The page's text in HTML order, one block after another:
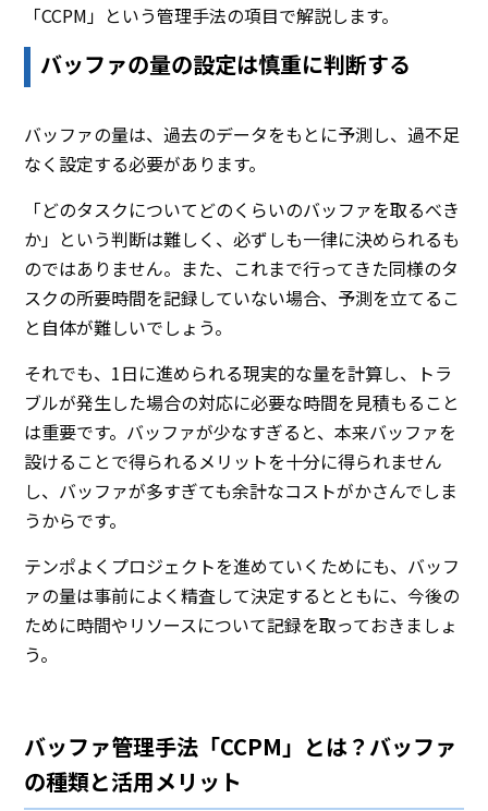
「CCPM」という管理手法の項目で解説します。
バッファの量の設定は慎重に判断する
バッファの量は、過去のデータをもとに予測し、過不足
なく設定する必要があります。
「どのタスクについてどのくらいのバッファを取るべき
か」という判断は難しく、必ずしも一律に決められるも
のではありません。また、これまで行ってきた同様のタ
スクの所要時間を記録していない場合、予測を立てるこ
と自体が難しいでしょう。
それでも、1日に進められる現実的な量を計算し、トラ
ブルが発生した場合の対応に必要な時間を見積もること
は重要です。バッファが少なすぎると、本来バッファを
設けることで得られるメリットを十分に得られません
し、バッファが多すぎても余計なコストがかさんでしま
うからです。
テンポよくプロジェクトを進めていくためにも、バッフ
ァの量は事前によく精査して決定するとともに、今後の
ために時間やリソースについて記録を取っておきましょ
う。
バッファ管理手法「CCPM」とは？バッファ
の種類と活用メリット